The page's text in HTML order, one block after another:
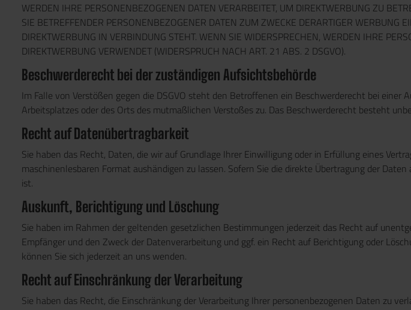
WERDEN IHRE PERSONENBEZOGENEN DATEN VERARBEITET, UM DIREKTWERBUNG ZU
SIE BETREFFENDER PERSONENBEZOGENER DATEN ZUM ZWECKE DERARTIGER WERBUNG
DIREKTWERBUNG IN VERBINDUNG STEHT. WENN SIE WIDERSPRECHEN, WERDEN IHRE
DIREKTWERBUNG VERWENDET (WIDERSPRUCH NACH ART. 21 ABS. 2 DSGVO).
Beschwerde­recht bei der zuständigen Aufsichts­behörde
Im Falle von Verstößen gegen die DSGVO steht den Betroffenen ein Beschwerderecht bei
Arbeitsplatzes oder des Orts des mutmaßlichen Verstoßes zu. Das Beschwerderecht besteht
Recht auf Daten­übertrag­barkeit
Sie haben das Recht, Daten, die wir auf Grundlage Ihrer Einwilligung oder in Erfüllung eines
maschinenlesbaren Format aushändigen zu lassen. Sofern Sie die direkte Übertragung der
ist.
Auskunft, Berichtigung und Löschung
Sie haben im Rahmen der geltenden gesetzlichen Bestimmungen jederzeit das Recht auf
Empfänger und den Zweck der Datenverarbeitung und ggf. ein Recht auf Berichtigung oder
können Sie sich jederzeit an uns wenden.
Recht auf Einschränkung der Verarbeitung
Sie haben das Recht, die Einschränkung der Verarbeitung Ihrer personenbezogenen Daten zu